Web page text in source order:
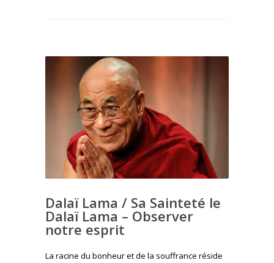
Dalaï Lama / Sa Sainteté le
Dalaï Lama – Observer
notre esprit
La racine du bonheur et de la souffrance réside